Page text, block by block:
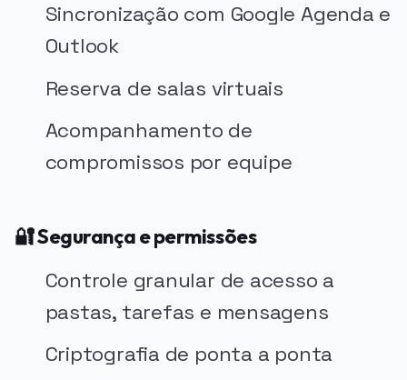
Sincronização com Google Agenda e
Outlook
Reserva de salas virtuais
Acompanhamento de
compromissos por equipe
🔐 Segurança e permissões
Controle granular de acesso a
pastas, tarefas e mensagens
Criptografia de ponta a ponta